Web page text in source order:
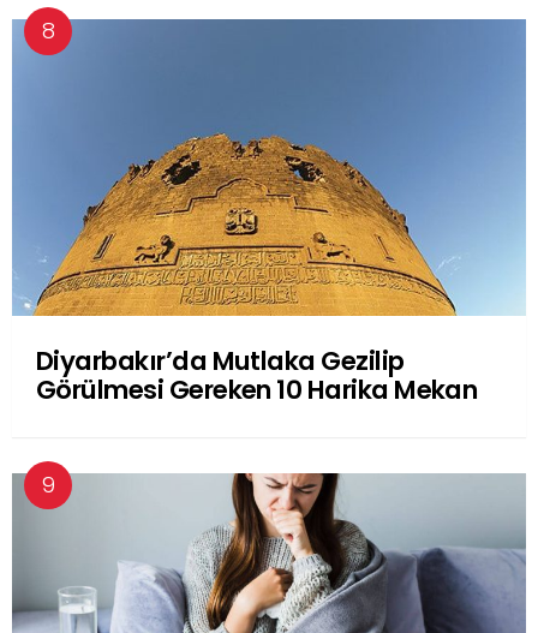
Diyarbakır’da Mutlaka Gezilip
Görülmesi Gereken 10 Harika Mekan